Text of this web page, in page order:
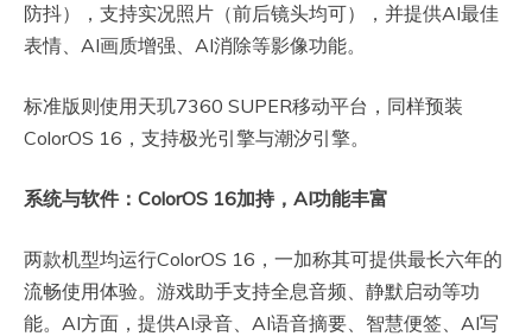
防抖），支持实况照片（前后镜头均可），并提供AI最佳
表情、AI画质增强、AI消除等影像功能。
标准版则使用天玑7360 SUPER移动平台，同样预装
ColorOS 16，支持极光引擎与潮汐引擎。
系统与软件：ColorOS 16加持，AI功能丰富
两款机型均运行ColorOS 16，一加称其可提供最长六年的
流畅使用体验。游戏助手支持全息音频、静默启动等功
能。AI方面，提供AI录音、AI语音摘要、智慧便签、AI写